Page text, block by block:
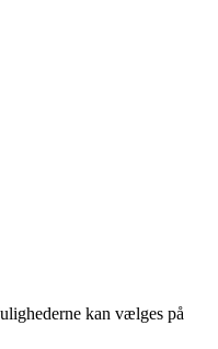
kan vælges på